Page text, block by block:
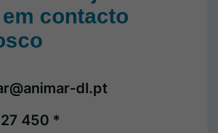
contacto
450 *
dl.pt